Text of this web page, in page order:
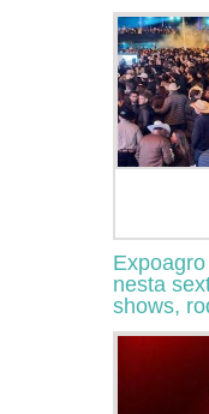
nesta
shows,